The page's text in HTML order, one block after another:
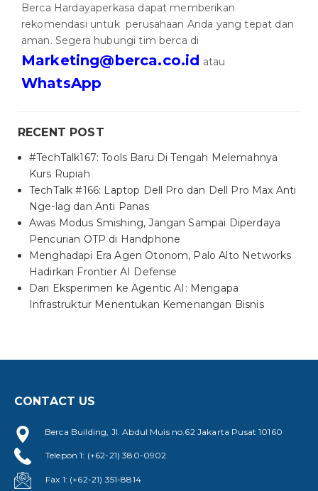
Berca Hardayaperkasa dapat memberikan
rekomendasi untuk perusahaan Anda yang tepat dan
aman. Segera hubungi tim berca di
Marketing@berca.co.id atau
WhatsApp
RECENT POST
#TechTalk167: Tools Baru Di Tengah Melemahnya
Kurs Rupiah
TechTalk #166: Laptop Dell Pro dan Dell Pro Max Anti
Nge-lag dan Anti Panas
Awas Modus Smishing, Jangan Sampai Diperdaya
Pencurian OTP di Handphone
Menghadapi Era Agen Otonom, Palo Alto Networks
Hadirkan Frontier AI Defense
Dari Eksperimen ke Agentic AI: Mengapa
Infrastruktur Menentukan Kemenangan Bisnis
CONTACT US
Berca Building, Jl. Abdul Muis no.62 Jakarta Pusat 10160
Telepon 1: (+62-21) 380-0902
Fax 1: (+62-21) 351-8814